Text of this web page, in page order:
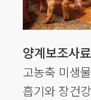
양계보조사료
고농축 미생
흡기와 장건